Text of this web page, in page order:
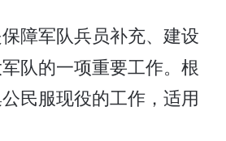
障军队兵员补充、建设
队的一项重要工作。根
民服现役的工作，适用